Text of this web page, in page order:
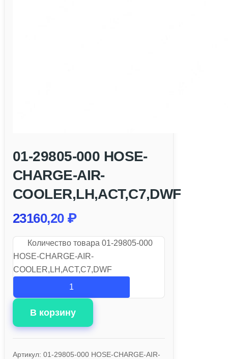
01-29805-000 HOSE-
CHARGE-AIR-
COOLER,LH,ACT,C7,DWF
23160,20 ₽
Количество товара 01-29805-000
HOSE-CHARGE-AIR-
COOLER,LH,ACT,C7,DWF
В корзину
Артикул: 01-29805-000 HOSE-CHARGE-AIR-